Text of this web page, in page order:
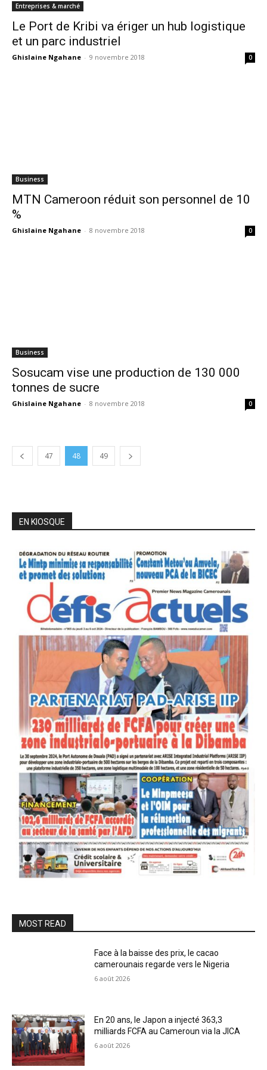
Entreprises & marché
Le Port de Kribi va ériger un hub logistique
et un parc industriel
Ghislaine Ngahane - 9 novembre 2018 0
Business
MTN Cameroon réduit son personnel de 10
%
Ghislaine Ngahane - 8 novembre 2018 0
Business
Sosucam vise une production de 130 000
tonnes de sucre
Ghislaine Ngahane - 8 novembre 2018 0
47 48 49
EN KIOSQUE
MOST READ
Face à la baisse des prix, le cacao
camerounais regarde vers le Nigeria
6 août 2026
En 20 ans, le Japon a injecté 363,3
milliards FCFA au Cameroun via la JICA
6 août 2026